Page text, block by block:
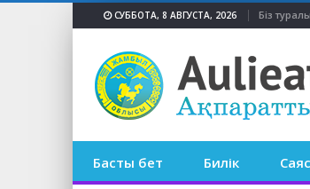
СУББОТА, 8 АВГУСТА, 2026 Біз туралы
Басты бет Билік